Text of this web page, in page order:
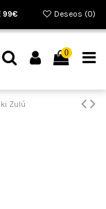
99€ Deseos (0)
0
Zulú